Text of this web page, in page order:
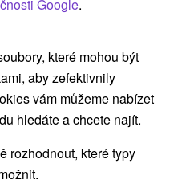
Slovensku
(36)
s dětmi(28)
s termálním bazénem(17)
termín
Google.
které mohou být
aby zefektivnily
vám můžeme nabízet
hledáte a chcete najít.
rozhodnout, které typy